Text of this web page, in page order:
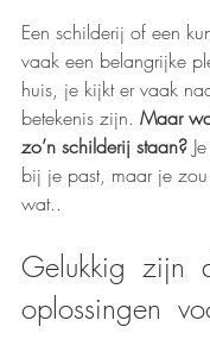
Een schilderij of een
vaak een belangrijke
huis, je kijkt er vaak
betekenis zijn. Maar
zo’n schilderij staan?
bij je past, maar je
wat..
Gelukkig  zijn
oplossingen